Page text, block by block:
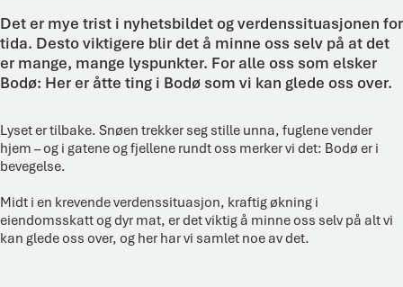
Det er mye trist i nyhetsbildet og verdenssituasjonen for
tida. Desto viktigere blir det å minne oss selv på at det
er mange, mange lyspunkter. For alle oss som elsker
Bodø: Her er åtte ting i Bodø som vi kan glede oss over.
Lyset er tilbake. Snøen trekker seg stille unna, fuglene vender
hjem – og i gatene og fjellene rundt oss merker vi det: Bodø er i
bevegelse.
Midt i en krevende verdenssituasjon, kraftig økning i
eiendomsskatt og dyr mat, er det viktig å minne oss selv på alt vi
kan glede oss over, og her har vi samlet noe av det.